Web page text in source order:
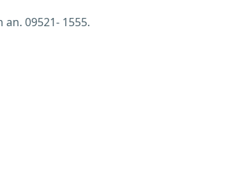
09521- 1555.